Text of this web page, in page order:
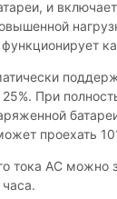
и
При
проехать
тока AC можно